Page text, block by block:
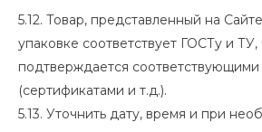
5.12. Товар, представленный на
упаковке соответствует ГОСТу и ТУ,
подтверждается
(сертификатами и т.д.).
5.13. Уточнить дату, время и при